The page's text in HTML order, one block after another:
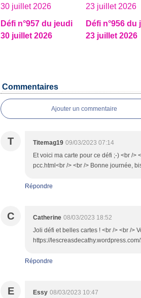
Défi n°957 du jeudi
30 juillet 2026
Défi n°956 du
23 juillet 2026
Commentaires
Ajouter un commentaire
T Titemag19 09/03/2023 07:14
Et voici ma carte pour ce défi ;-) <br /
pcc.html<br /> <br /> Bonne journée,
Répondre
C Catherine 08/03/2023 18:52
Joli défi et belles cartes ! <br /> <br />
https://
Répondre
E Essy 08/03/2023 10:47